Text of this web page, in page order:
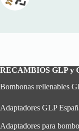
RECAMBIOS GLP y
Bombonas rellenables
Adaptadores GLP
Adaptadores para